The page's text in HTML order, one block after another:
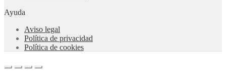
Ayuda
Aviso legal
Política de privacidad
Política de cookies